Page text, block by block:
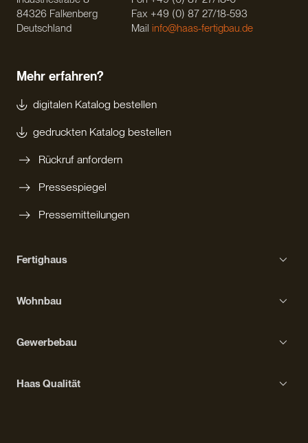
84326 Falkenberg
Deutschland
Fax +49 (0) 87 27/18-593
Mail info@haas-fertigbau.de
Mehr erfahren?
digitalen Katalog bestellen
gedruckten Katalog bestellen
Rückruf anfordern
Pressespiegel
Pressemitteilungen
Fertighaus
Kompakthaus
Stadtvilla
Wohnbau
Ausstattung
Gewerbebau
Haas Qualität